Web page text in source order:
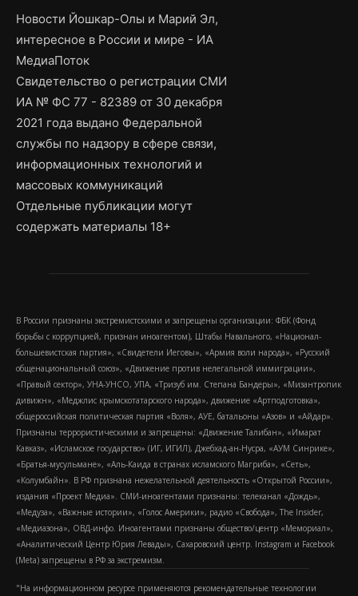
Новости Йошкар-Олы и Марий Эл,
интересное в России и мире - ИА
МедиаПоток
Свидетельство о регистрации СМИ
ИА № ФС 77 - 82389 от 30 декабря
2021 года выдано Федеральной
службы по надзору в сфере связи,
информационных технологий и
массовых коммуникаций
Отдельные публикации могут
содержать материалы 18+
В России признаны экстремистскими и запрещены организации: ФБК (Фонд
борьбы с коррупцией, признан иноагентом), Штабы Навального, «Национал-
большевистская партия», «Свидетели Иеговы», «Армия воли народа», «Русский
общенациональный союз», «Движение против нелегальной иммиграции»,
«Правый сектор», УНА-УНСО, УПА, «Тризуб им. Степана Бандеры», «Мизантропик
дивижн», «Меджлис крымскотатарского народа», движение «Артподготовка»,
общероссийская политическая партия «Воля», АУЕ, батальоны «Азов» и «Айдар».
Признаны террористическими и запрещены: «Движение Талибан», «Имарат
Кавказ», «Исламское государство» (ИГ, ИГИЛ), Джебхад-ан-Нусра, «АУМ Синрике»,
«Братья-мусульмане», «Аль-Каида в странах исламского Магриба», «Сеть»,
«Колумбайн». В РФ признана нежелательной деятельность «Открытой России»,
издания «Проект Медиа». СМИ-иноагентами признаны: телеканал «Дождь»,
«Медуза», «Важные истории», «Голос Америки», радио «Свобода», The Insider,
«Медиазона», ОВД-инфо. Иноагентами признаны общество/центр «Мемориал»,
«Аналитический Центр Юрия Левады», Сахаровский центр. Instagram и Facebook
(Metа) запрещены в РФ за экстремизм.
"На информационном ресурсе применяются рекомендательные технологии